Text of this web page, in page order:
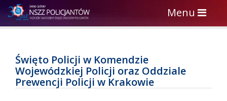
Toggle
navigation
Menu
Święto Policji w Komendzie
Wojewódzkiej Policji oraz Oddziale
Prewencji Policji w Krakowie